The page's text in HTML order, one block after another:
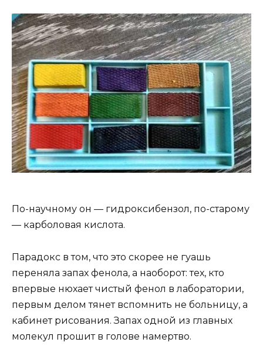
По-научному он — гидроксибензол, по-старому
— карболовая кислота.
Парадокс в том, что это скорее не гуашь
переняла запах фенола, а наоборот: тех, кто
впервые нюхает чистый фенол в лаборатории,
первым делом тянет вспомнить не больницу, а
кабинет рисования. Запах одной из главных
молекул прошит в голове намертво.